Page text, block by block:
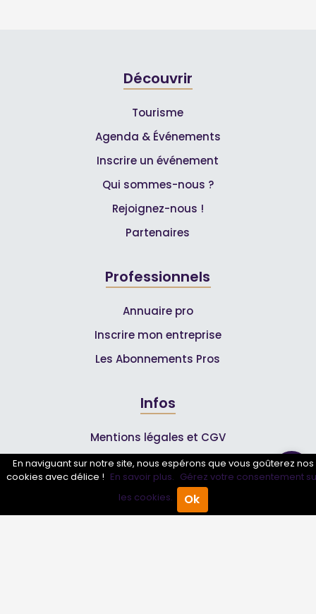
Annuaire Pro Agenda
Découvrir
Tourisme
Agenda & Événements
Inscrire un événement
Qui sommes-nous ?
Rejoignez-nous !
Partenaires
Professionnels
Annuaire pro
Inscrire mon entreprise
Les Abonnements Pros
Infos
Mentions légales et CGV
Suivez-nous
En naviguant sur notre site, nous espérons que vous goûterez nos
cookies avec délice ! En savoir plus. Gérez votre consentement
les cookies.
Ok